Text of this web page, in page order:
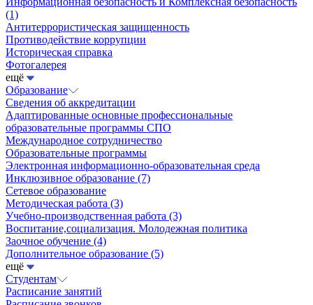
(1)
Антитеррористическая защищенность
Противодействие коррупции
Историческая справка
Фотогалерея
ещё
Образование
Сведения об аккредитации
Адаптированные основные профессиональные
образовательные программы СПО
Международное сотрудничество
Образовательные программы
Электронная информационно-образовательная среда
Инклюзивное образование (7)
Сетевое образование
Методическая работа (3)
Учебно-производственная работа (3)
Воспитание,социализация. Молодежная политика
Заочное обучение (4)
Дополнительное образование (5)
ещё
Студентам
Расписание занятий